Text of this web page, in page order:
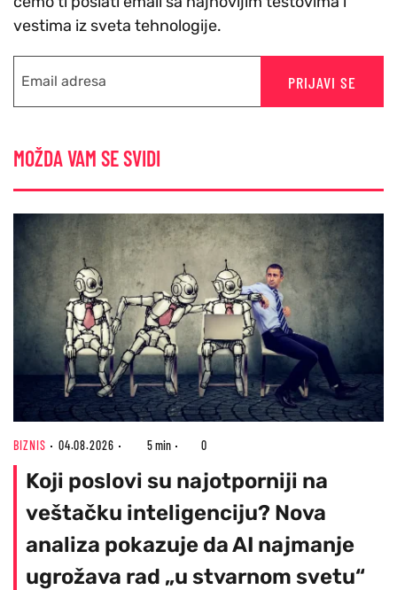
vestima iz sveta tehnologije.
PRIJAVI SE
MOŽDA VAM SE SVIDI
BIZNIS 04.08.2026 5 min 0
Koji poslovi su najotporniji na
veštačku inteligenciju? Nova
analiza pokazuje da AI najmanje
ugrožava rad „u stvarnom svetu“